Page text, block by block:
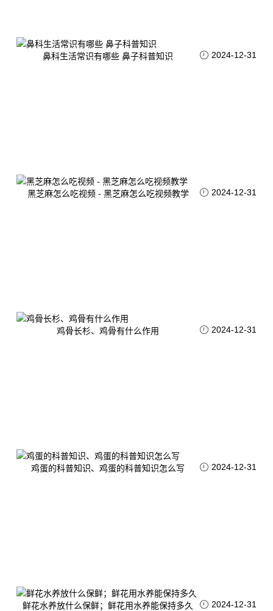
鼻科生活常识有哪些 鼻子科普知识 2024-12-31
黑芝麻怎么吃视频 - 黑芝麻怎么吃视频教学 2024-12-31
鸡骨长杉、鸡骨有什么作用 2024-12-31
鸡蛋的科普知识、鸡蛋的科普知识怎么写 2024-12-31
鲜花水养放什么保鲜；鲜花用水养能保持多久 2024-12-31